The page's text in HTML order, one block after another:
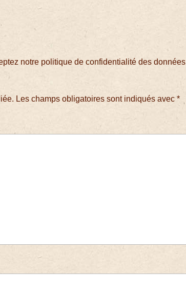
notre politique de confidentialité des données
Les champs obligatoires sont indiqués avec*